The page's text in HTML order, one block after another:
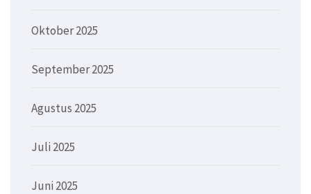
Oktober 2025
September 2025
Agustus 2025
Juli 2025
Juni 2025